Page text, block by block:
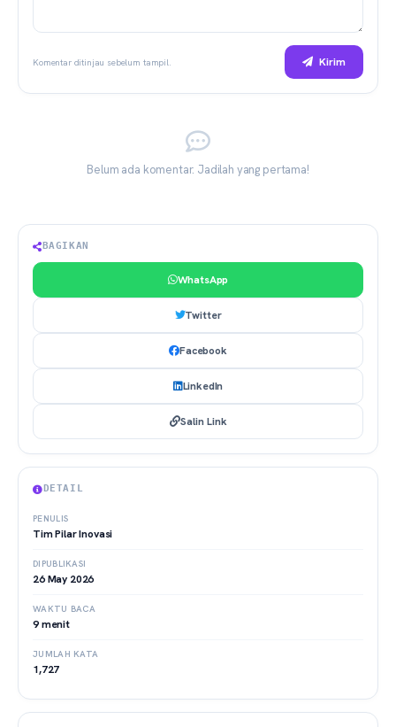
Komentar ditinjau sebelum tampil. Kirim
Belum ada komentar. Jadilah yang pertama!
BAGIKAN
WhatsApp
Twitter
Facebook
LinkedIn
Salin Link
DETAIL
PENULIS
Tim Pilar Inovasi
DIPUBLIKASI
26 May 2026
WAKTU BACA
9 menit
JUMLAH KATA
1,727